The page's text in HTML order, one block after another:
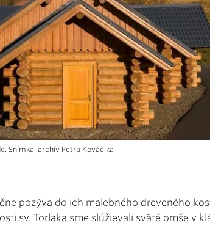
Snímka: archív Petra Kováčika
pozýva do ich malebného dreveného
sv. Torlaka sme slúžievali sväté omše v